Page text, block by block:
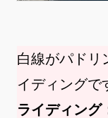
白線がパドリ
イディングで
ライディング